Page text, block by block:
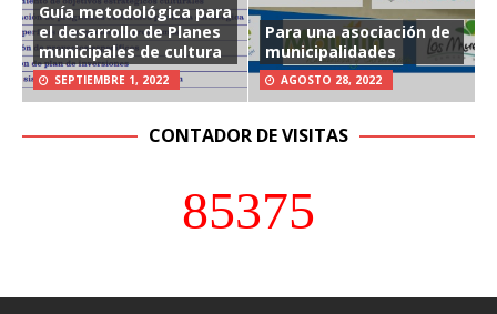
Guía metodológica para
el desarrollo de Planes
municipales de cultura
SEPTIEMBRE 1, 2022
Para una asociación de
municipalidades
AGOSTO 28, 2022
CONTADOR DE VISITAS
85375